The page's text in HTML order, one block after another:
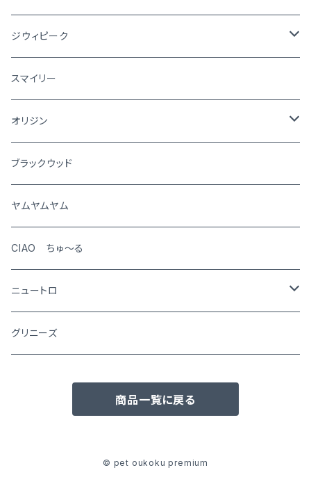
ジウィピーク
犬
猫
スマイリー
オリジン
犬
猫
ブラックウッド
ヤムヤムヤム
CIAO ちゅ～る
ニュートロ
シュプレモ
ワイルドレシピ
グリニーズ
商品一覧に戻る
© pet oukoku premium